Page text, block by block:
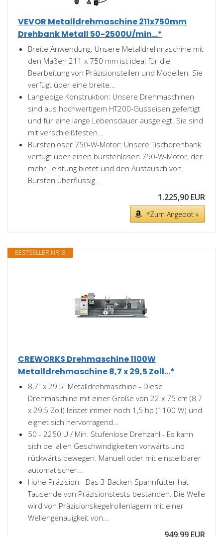
VEVOR Metalldrehmaschine 211x750mm
Drehbank Metall 50-2500U/min...*
Breite Anwendung: Unsere Metalldrehmaschine mit
den Maßen 211 x 750 mm ist ideal für die
Bearbeitung von Präzisionsteilen und Modellen. Sie
verfügt über eine breite...
Langlebige Konstruktion: Unsere Drehmaschinen
sind aus hochwertigem HT200-Gusseisen gefertigt
und für eine lange Lebensdauer ausgelegt. Sie sind
mit verschleißfesten...
Bürstenloser 750-W-Motor: Unsere Tischdrehbank
verfügt über einen bürstenlosen 750-W-Motor, der
mehr Leistung bietet und den Austausch von
Bürsten überflüssig...
1.225,90 EUR
*Zum Angebot »
BESTSELLER NR. 8
CREWORKS Drehmaschine 1100W
Metalldrehmaschine 8,7 x 29,5 Zoll...*
8,7" x 29,5" Metalldrehmaschine - Diese
Drehmaschine mit einer Größe von 22 x 75 cm (8,7
x 29,5 Zoll) leistet immer noch 1,5 hp (1100 W) und
eignet sich hervorragend...
50 - 2250 U / Min. Stufenlose Drehzahl - Es kann
sich bei allen Geschwindigkeiten vorwärts und
rückwärts bewegen. Manuell oder mit einstellbarer
automatischer...
Hohe Präzision - Das 3-Backen-Spannfutter hat
Tausende von Präzisionstests bestanden. Die Welle
wird von Präzisionskegelrollenlagern mit einer
Wellengenauigkeit von...
949,99 EUR